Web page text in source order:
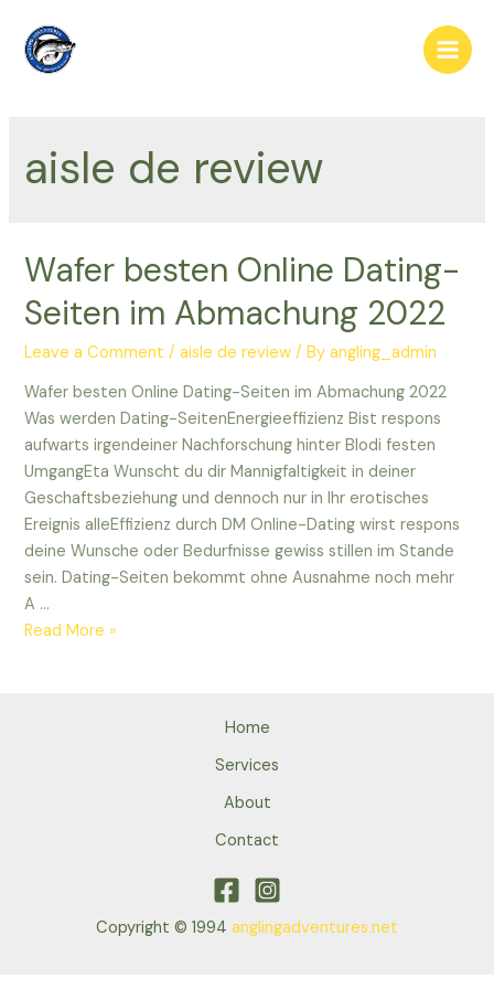
content
Main
aisle de review
Wafer besten Online Dating-
Seiten im Abmachung 2022
Leave a Comment /aisle de review / Byangling_admin
Wafer besten Online Dating-Seiten im Abmachung 2022
Was werden Dating-SeitenEnergieeffizienz Bist respons
aufwarts irgendeiner Nachforschung hinter Blodi festen
UmgangEta Wunscht du dir Mannigfaltigkeit in deiner
Geschaftsbeziehung und dennoch nur in Ihr erotisches
Ereignis alleEffizienz durch DM Online-Dating wirst respons
deine Wunsche oder Bedurfnisse gewiss stillen im Stande
sein. Dating-Seiten bekommt ohne Ausnahme noch mehr
A …
Wafer
Read More »
Home
Services
About
Contact
Copyright © 1994 anglingadventures.net